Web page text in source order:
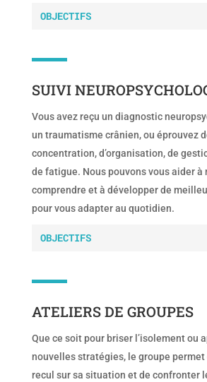
OBJECTIFS
SUIVI
Vous avez reçu un diagnostic
un traumatisme crânien, ou éprouvez
concentration, d’organisation, de
de fatigue. Nous pouvons vous aider à
comprendre et à développer de
pour vous adapter au quotidien.
OBJECTIFS
ATELIERS DE GROUPES
Que ce soit pour briser l’isolement ou
nouvelles stratégies, le groupe permet
recul sur sa situation et de confronter